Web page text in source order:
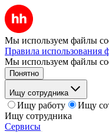
Мы используем файлы
Правила использования
Мы используем файлы
Понятно
Ищу сотрудника
Ищу работу
Ищу
Ищу сотрудника
Сервисы